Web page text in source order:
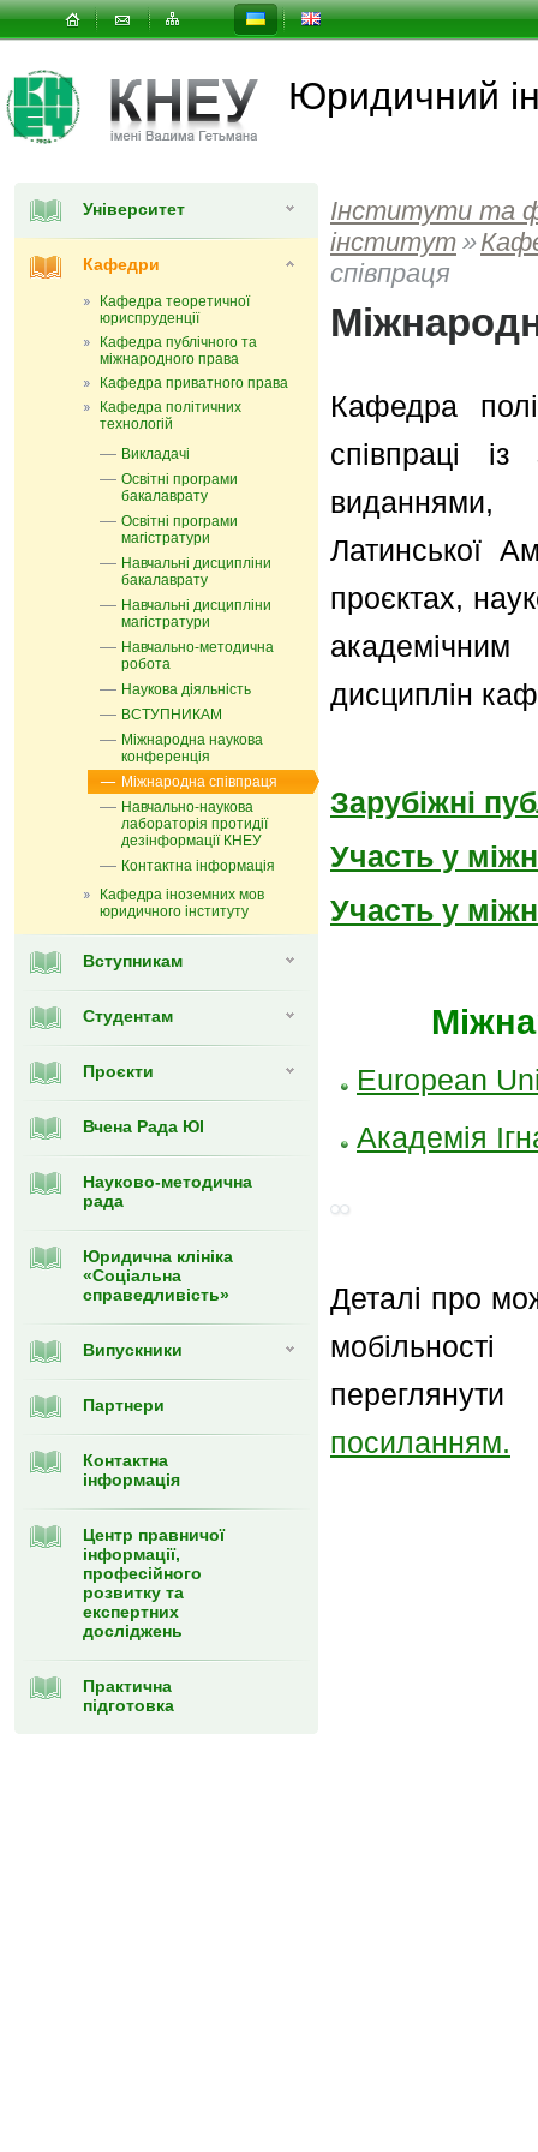
Юридичний
Університет
Кафедри
Кафедра теоретичної
юриспруденції
Кафедра публічного та
міжнародного права
Кафедра приватного права
Кафедра політичних
технологій
Викладачі
Освітні програми
бакалаврату
Освітні програми
магістратури
Навчальні дисципліни
бакалаврату
Навчальні дисципліни
магістратури
Навчально-методична
робота
Наукова діяльність
ВСТУПНИКАМ
Міжнародна наукова
конференція
Міжнародна співпраця
Навчально-наукова
лабораторія протидії
дезінформації КНЕУ
Контактна інформація
Кафедра іноземних мов
юридичного інституту
Вступникам
Студентам
Проєкти
Вчена Рада ЮІ
Науково-методична
рада
Юридична клініка
«Соціальна
справедливість»
Випускники
Партнери
Контактна
інформація
Центр правничої
інформації,
професійного
розвитку та
експертних
досліджень
Практична
підготовка
Інститути та
інститут »
співпраця
Кафедра
співпраці
виданнями,
Латинської
проєктах,
дисциплін
Зарубіжні
Участь у
Участь у
European
Академія
Деталі про
переглянути
посиланням.